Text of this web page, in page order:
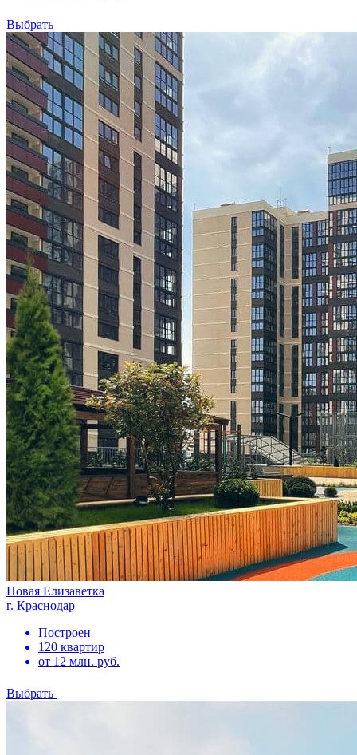
Выбрать
Новая Елизаветка
г. Краснодар
Построен
120 квартир
от 12 млн. руб.
Выбрать